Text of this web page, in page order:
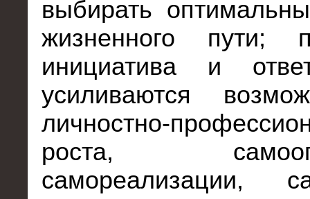
выбирать
жизненного пути;
инициатива и
усиливаются
личностно-
роста,
самореализации,